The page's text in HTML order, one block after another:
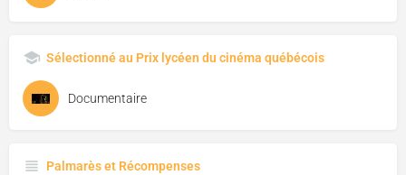
Sélectionné au Prix lycéen du cinéma québécois
Documentaire
Palmarès et Récompenses